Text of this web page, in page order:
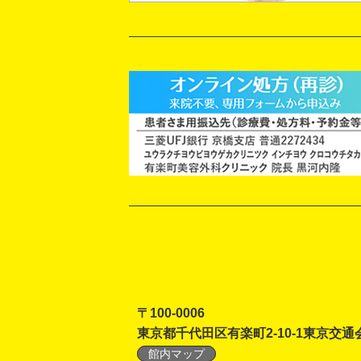
〒100-0006
東京都千代田区有楽町2-10-1東京交通
館内マップ